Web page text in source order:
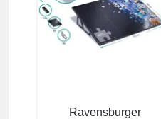
Ravensburger